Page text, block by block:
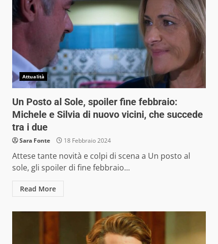
Attualità
Un Posto al Sole, spoiler fine febbraio:
Michele e Silvia di nuovo vicini, che succede
tra i due
Sara Fonte 18 Febbraio 2024
Attese tante novità e colpi di scena a Un posto al
sole, gli spoiler di fine febbraio...
Read More